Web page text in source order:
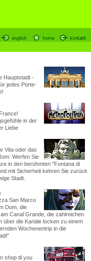
Hauptstadt -
jedes Porte-
in der
Liebe
Vita oder das
Werfen Sie
in den berühmten "Fontana di
mit Sicherheit kehren Sie zurück
Stadt.
San Marco
Dom, die
Canal Grande, die zahlreichen
über die Kanäle locken zu einem
Wochenentrip in die
shop til you